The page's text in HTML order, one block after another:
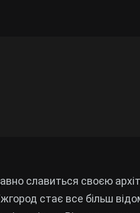
славиться своєю
стає все більш